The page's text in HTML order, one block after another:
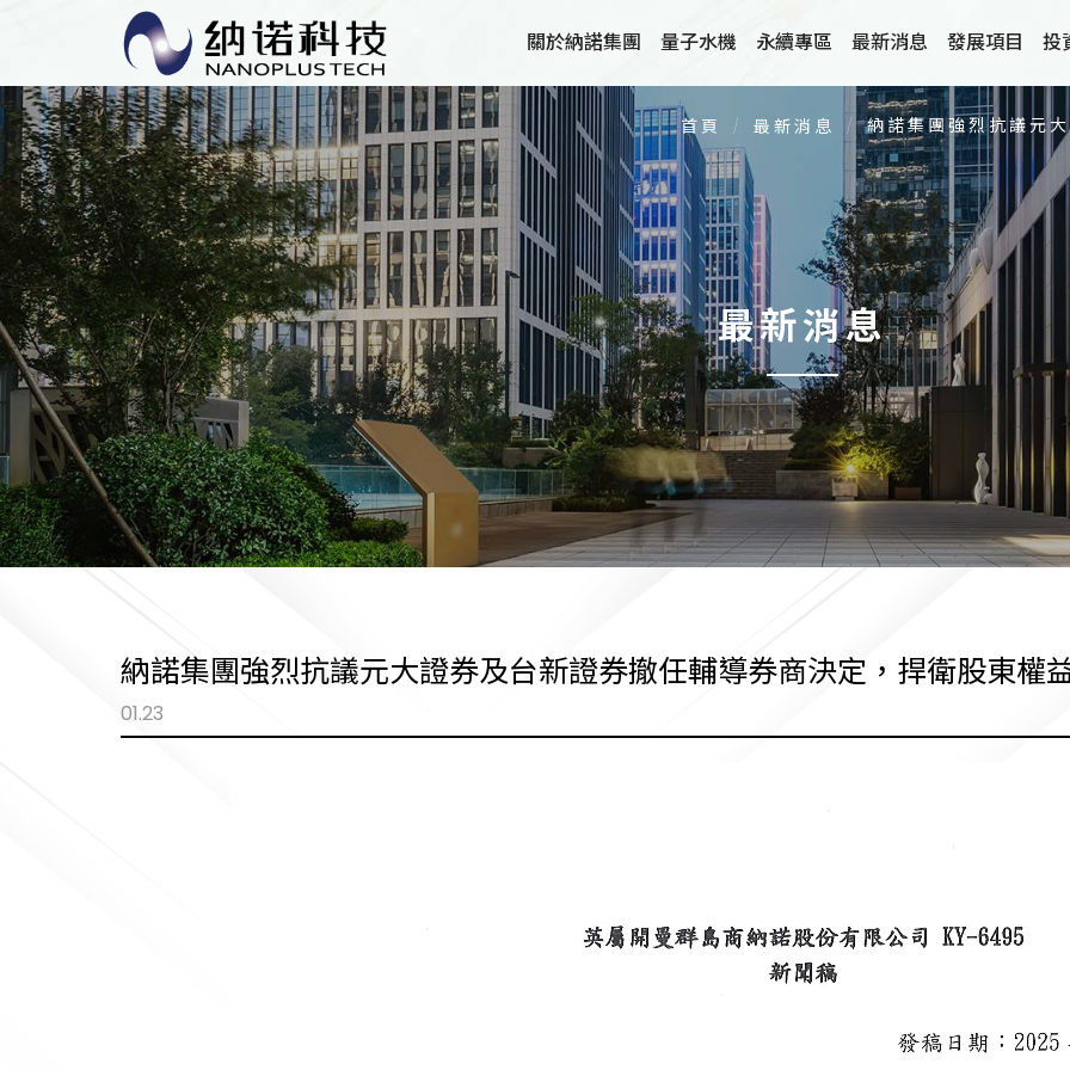
納諾集團強烈抗議元大證券及台新證券撤任輔導券商決定，捍衛股東權益
關於納諾集團
集團概述
組織架構
經營團隊
發展沿革
員工福利措施
量子水機
關於量子水機
品質認證
家用量子氣泡水系統
永續專區 最新消息 發展項目
納米離子水滅菌技
無化學藥劑洗滌系
減壓低沸水分離技
高導熱係數散熱材
投
首頁 最新消息 納諾集團強烈抗議元
最新消息
納諾集團強烈抗議元大證券及台新證券撤任輔導券商決定，捍衛股東權
01.23